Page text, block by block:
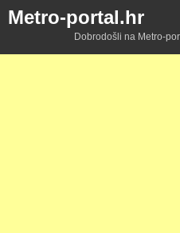
Metro-portal.hr
Dobrodošli na Metro-